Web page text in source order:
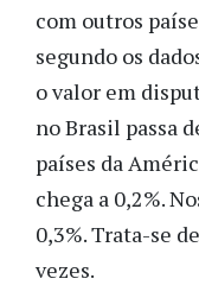
com outros
segundo os
o valor em
no Brasil passa
países da
chega a 0,2%.
0,3%. Trata-se
vezes.